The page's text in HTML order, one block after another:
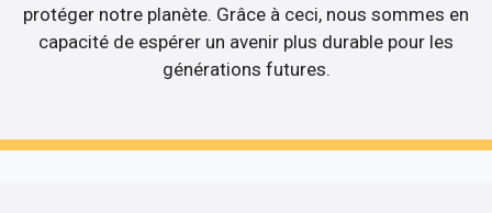
protéger notre planète. Grâce à ceci, nous sommes en
capacité de espérer un avenir plus durable pour les
générations futures.